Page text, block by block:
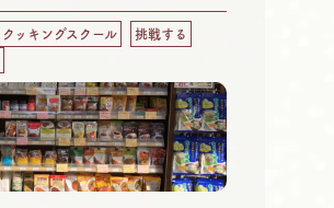
クッキングスクール
挑戦する